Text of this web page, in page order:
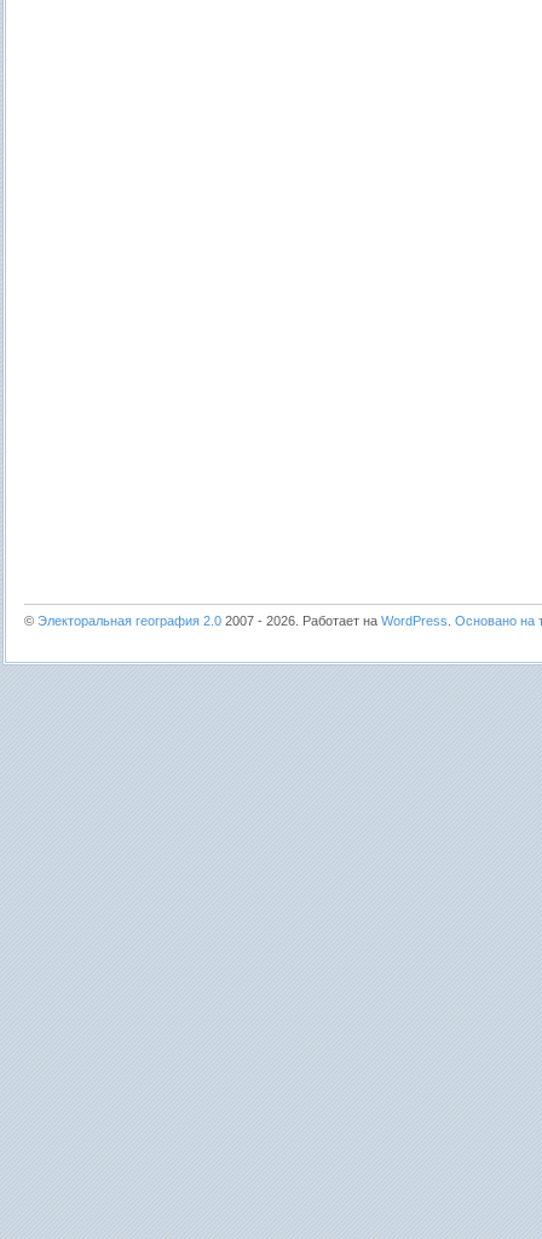
© Электоральная география 2.0 2007 - 2026. Работает на WordPress Основано на